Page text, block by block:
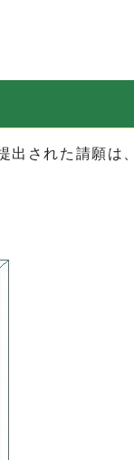
された請願は